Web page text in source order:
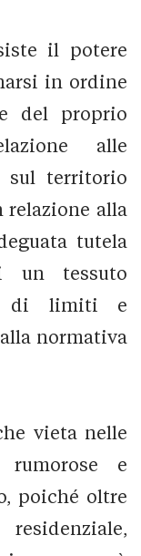
il potere
in ordine
del proprio
alle
sul territorio
alla
tutela
un tessuto
di limiti e
normativa
vieta nelle
rumorose e
poiché oltre